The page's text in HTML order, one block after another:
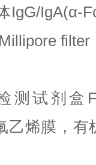
IgG/IgA(α-
测试剂盒
乙烯膜，